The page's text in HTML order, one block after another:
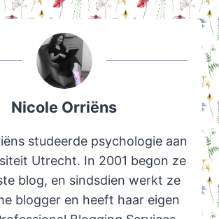
Nicole Orriëns
studeerde psychologie aan
Utrecht. In 2001 begon ze
blog, en sindsdien werkt ze
blogger en heeft haar eigen